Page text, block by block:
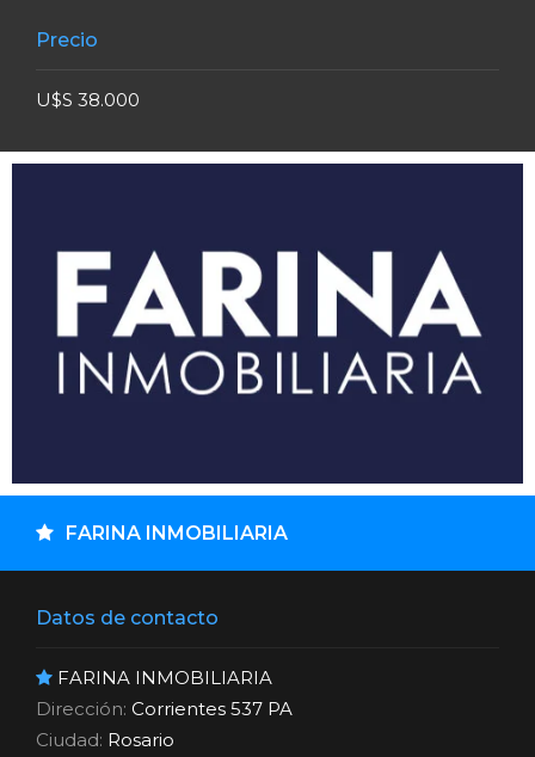
Precio
U$S 38.000
FARINA INMOBILIARIA
Datos de contacto
FARINA INMOBILIARIA
Dirección: Corrientes 537 PA
Ciudad: Rosario